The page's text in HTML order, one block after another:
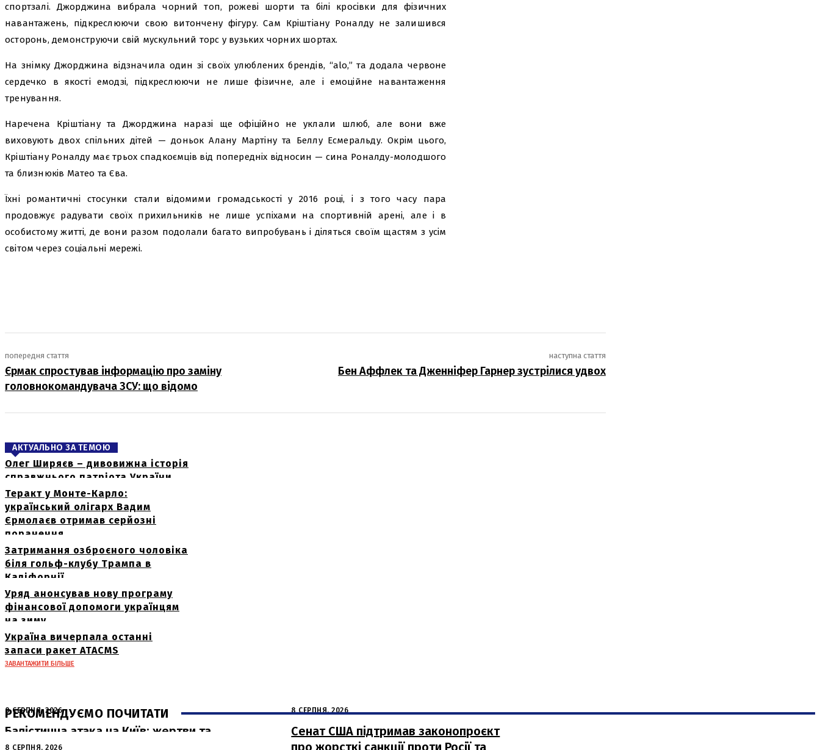
спортзалі. Джорджина вибрала чорний топ, рожеві шорти та білі кросівки для фізичних
навантажень, підкреслюючи свою витончену фігуру. Сам Кріштіану Роналду не залишився
осторонь, демонструючи свій мускульний торс у вузьких чорних шортах.
На знімку Джорджина відзначила один зі своїх улюблених брендів, “alo,” та додала червоне
сердечко в якості емодзі, підкреслюючи не лише фізичне, але і емоційне навантаження
тренування.
Наречена Кріштіану та Джорджина наразі ще офіційно не уклали шлюб, але вони вже
виховують двох спільних дітей — доньок Алану Мартіну та Беллу Есмеральду. Окрім цього,
Кріштіану Роналду має трьох спадкоємців від попередніх відносин — сина Роналду-молодшого
та близнюків Матео та Єва.
Їхні романтичні стосунки стали відомими громадськості у 2016 році, і з того часу пара
продовжує радувати своїх прихильників не лише успіхами на спортивній арені, але і в
особистому житті, де вони разом подолали багато випробувань і діляться своїм щастям з усім
світом через соціальні мережі.
попередня стаття
Єрмак спростував інформацію про заміну
головнокомандувача ЗСУ: що відомо
наступна стаття
Бен Аффлек та Дженніфер Гарнер зустрілися удвох
АКТУАЛЬНО ЗА ТЕМОЮ
Олег Ширяєв – дивовижна історія
справжнього патріота України
Теракт у Монте-Карло:
український олігарх Вадим
Єрмолаєв отримав серйозні
поранення
Затримання озброєного чоловіка
біля гольф-клубу Трампа в
Каліфорнії
Уряд анонсував нову програму
фінансової допомоги українцям
на зиму
Україна вичерпала останні
запаси ракет ATACMS
ЗАВАНТАЖИТИ БІЛЬШЕ
РЕКОМЕНДУЄМО ПОЧИТАТИ
8 СЕРПНЯ, 2026
Балістична атака на Київ: жертви та
руйнування
8 СЕРПНЯ, 2026
Сенат США підтримав законопроєкт
про жорсткі санкції проти Росії та
8 СЕРПНЯ, 2026